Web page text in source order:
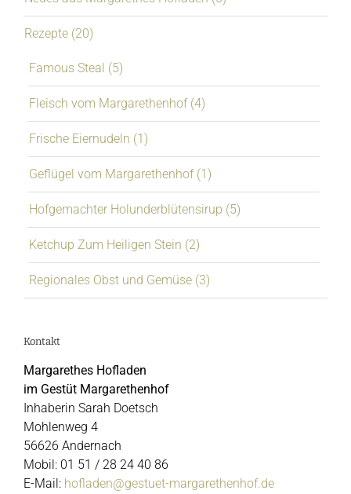
Rezepte (20)
Famous Steal (5)
Fleisch vom Margarethenhof (4)
Frische Eiernudeln (1)
Geflügel vom Margarethenhof (1)
Hofgemachter Holunderblütensirup (5)
Ketchup Zum Heiligen Stein (2)
Regionales Obst und Gemüse (3)
Kontakt
Margarethes Hofladen
im Gestüt Margarethenhof
Inhaberin Sarah Doetsch
Mohlenweg 4
56626 Andernach
Mobil: 01 51 / 28 24 40 86
E-Mail: hofladen@gestuet-margarethenhof.de